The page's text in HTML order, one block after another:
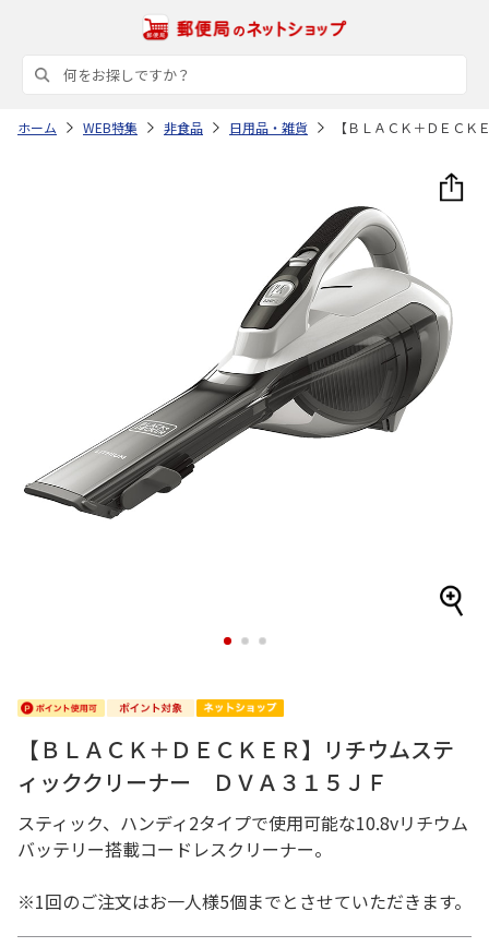
ホーム WEB特集 非食品 日用品・雑貨 【ＢＬＡＣＫ＋ＤＥＣ
1 2 3
【ＢＬＡＣＫ＋ＤＥＣＫＥＲ】リチウムステ
ィッククリーナー ＤＶＡ３１５ＪＦ
スティック、ハンディ2タイプで使用可能な10.8vリチウム
バッテリー搭載コードレスクリーナー。
※1回のご注文はお一人様5個までとさせていただきます。